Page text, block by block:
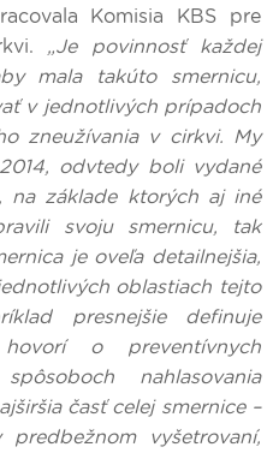
Komisia KBS pre
„Je povinnosť každej
mala takúto smernicu,
v jednotlivých prípadoch
zneužívania v cirkvi. My
odvtedy boli vydané
na základe ktorých aj iné
svoju smernicu, tak
je oveľa detailnejšia,
oblastiach tejto
presnejšie definuje
o preventívnych
nahlasovania
časť celej smernice –
vyšetrovaní,